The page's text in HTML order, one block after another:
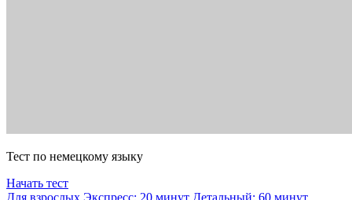
Тест по немецкому языку
Начать тест
Для взрослых Экспресс: 20 минут Детальный: 60 минут